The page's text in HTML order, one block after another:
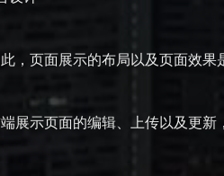
页面展示的布局以及页面效果
示页面的编辑、上传以及更新